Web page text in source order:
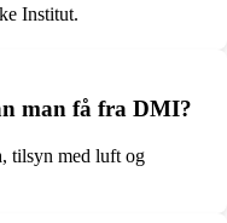
Institut.
man få fra DMI?
tilsyn med luft og